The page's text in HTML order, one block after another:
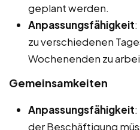
geplant werden.
Anpassungsfähigkeit
zu verschiedenen
Wochenenden zu
Gemeinsamkeiten
Anpassungsfähigkeit
der Beschäftigung